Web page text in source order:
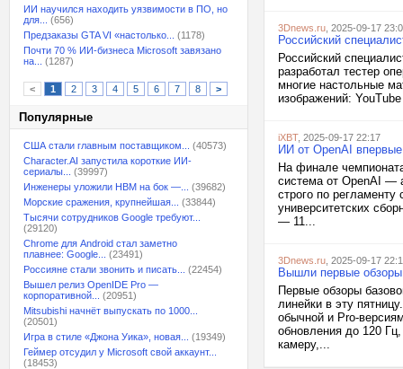
ИИ научился находить уязвимости в ПО, но
для...
(656)
Предзаказы GTA VI «настолько...
(1178)
Почти 70 % ИИ-бизнеса Microsoft завязано
на...
(1287)
< 1 2 3 4 5 6 7 8 >
Популярные
США стали главным поставщиком...
(40573)
Character.AI запустила короткие ИИ-
сериалы...
(39997)
Инженеры уложили HBM на бок —...
(39682)
Морские сражения, крупнейшая...
(33844)
Тысячи сотрудников Google требуют...
(29120)
Chrome для Android стал заметно
плавнее: Google...
(23491)
Россияне стали звонить и писать...
(22454)
Вышел релиз OpenIDE Pro —
корпоративной...
(20951)
Mitsubishi начнёт выпускать по 1000...
(20501)
Игра в стиле «Джона Уика», новая...
(19349)
Геймер отсудил у Microsoft свой аккаунт...
(18453)
3Dnews.ru , 2025-09-17
Российский
Российский
разработал тестер
многие настольные
изображений:
iXBT, 2025-09-17 22:17
ИИ от OpenAI
На финале
система от OpenAI —
строго по
университетских
— 11...
3Dnews.ru , 2025-09-17
Вышли первые
Первые обзоры
линейки в эту
обычной и Pro-
обновления до 120
камеру,...